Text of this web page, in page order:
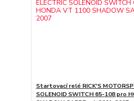
Startovací relé RICK'S
SOLENOID SWITCH 65-108 pro